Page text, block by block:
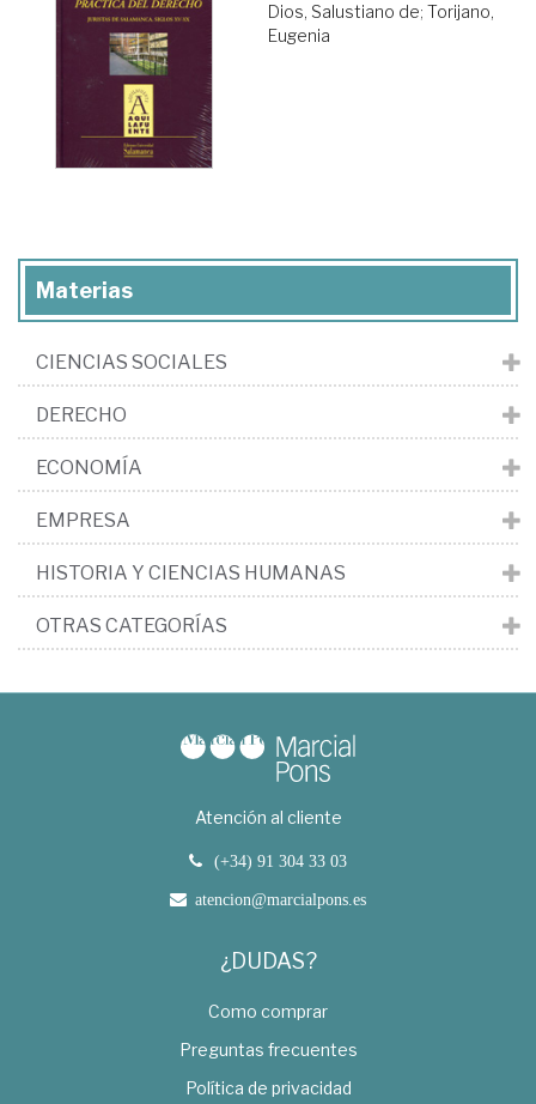
Dios, Salustiano de; Torijano,
Eugenia
Materias
CIENCIAS SOCIALES
DERECHO
ECONOMÍA
EMPRESA
HISTORIA Y CIENCIAS HUMANAS
OTRAS CATEGORÍAS
Atención al cliente
(+34) 91 304 33 03
atencion@marcialpons.es
¿DUDAS?
Como comprar
Preguntas frecuentes
Política de privacidad